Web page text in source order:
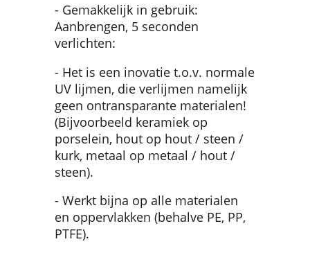
- Gemakkelijk in gebruik:
Aanbrengen, 5 seconden
verlichten:
- Het is een inovatie t.o.v. normale
UV lijmen, die verlijmen namelijk
geen ontransparante materialen!
(Bijvoorbeeld keramiek op
porselein, hout op hout / steen /
kurk, metaal op metaal / hout /
steen).
- Werkt bijna op alle materialen
en oppervlakken (behalve PE, PP,
PTFE).